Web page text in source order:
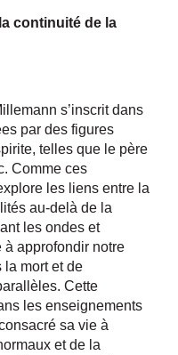
continuité de la
s’inscrit dans
par des figures
telles que le père
Comme ces
les liens entre la
au-delà de la
les ondes et
approfondir notre
la mort et de
Cette
les enseignements
sa vie à
et de la